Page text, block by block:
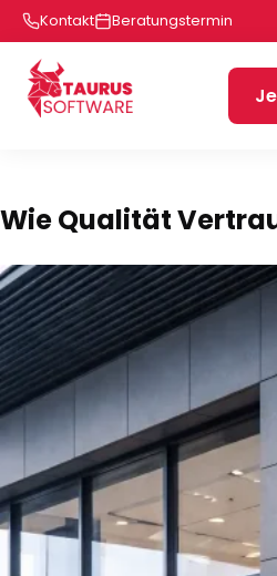
Kontakt Beratungstermin
Wie Qualität